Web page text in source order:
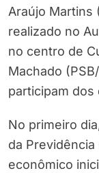
Araújo Martins
realizado no
no centro de
Machado
participam dos
No primeiro
da
econômico